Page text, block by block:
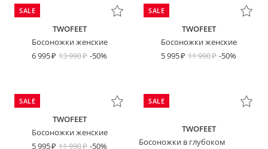
SALE
TWOFEET
Босоножки женские
6 995
13 990 -50%
SALE
TWOFEET
Босоножки женские
5 995
11 990 -50%
SALE
TWOFEET
Босоножки женские
5 995
11 990 -50%
SALE
TWOFEET
Босоножки в глубоком